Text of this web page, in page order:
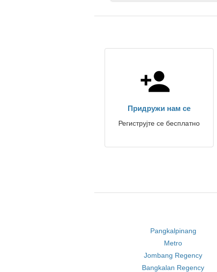
Придружи нам се
Региструјте се бесплатно
Pangkalpinang
Metro
Jombang Regency
Bangkalan Regency